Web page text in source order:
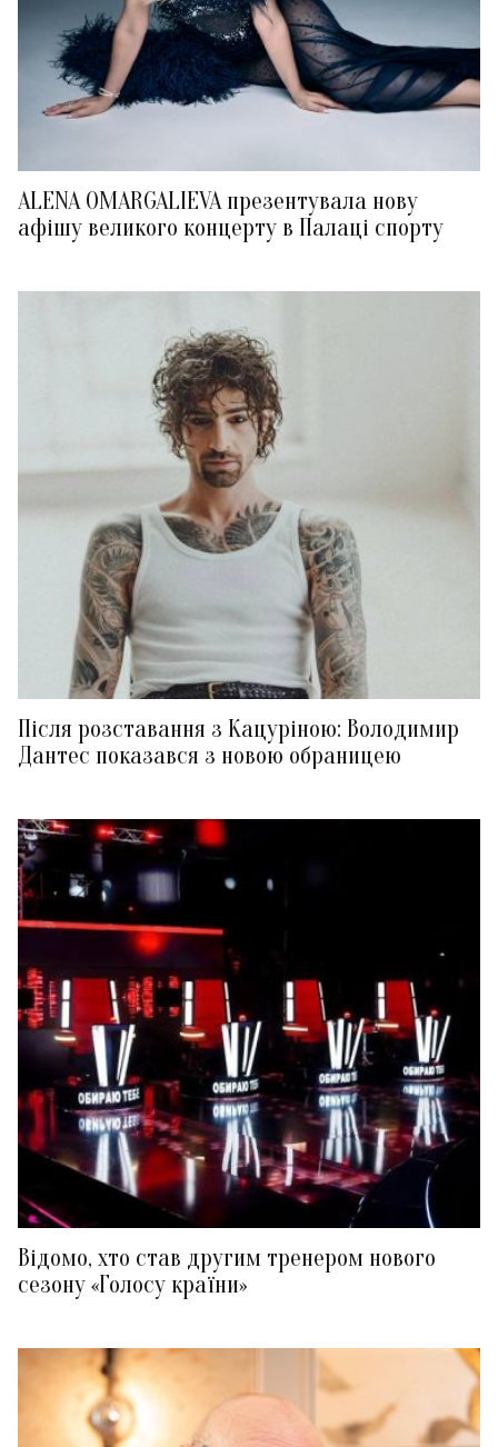
ALENA OMARGALIEVA презентувала нову
афішу великого концерту в Палаці спорту
Після розставання з Кацуріною: Володимир
Дантес показався з новою обраницею
Відомо, хто став другим тренером нового
сезону «Голосу країни»